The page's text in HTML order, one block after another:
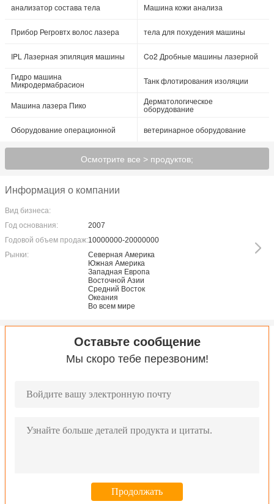
анализатор состава тела
Машина кожи анализа
Прибор Регровтх волос лазера тела для похудения машины
IPL Лазерная эпиляция машины
Co2 Дробные машины лазерной
Гидро машина
Микродермабрасион Танк флотирования изоляции
Машина лазера Пико Дерматологическое
оборудование
Оборудование операционной
ветеринарное оборудование
Осмотрите все > продуктов;
Информация о компании
Вид бизнеса:
Год основания:
2007
Годовой объем продаж:10000000-20000000
Рынки:
Северная Америка
Южная Америка
Западная Европа
Восточной Азии
Средний Восток
Океания
Во всем мире
Оставьте сообщение
Мы скоро тебе перезвоним!